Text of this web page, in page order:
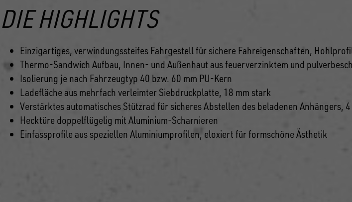
DIE HIGHLIGHTS
Einzigartiges, verwindungssteifes Fahrgestell für sichere Fahreigenschaften,
Thermo-Sandwich Aufbau, Innen- und Außenhaut aus feuerverzinktem und
Isolierung je nach Fahrzeugtyp 40 bzw. 60 mm PU-Kern
Ladefläche aus mehrfach verleimter Siebdruckplatte, 18 mm stark
Verstärktes automatisches Stützrad für sicheres Abstellen des beladenen Anhängers,
Hecktüre doppelflügelig mit Aluminium-Scharnieren
Einfassprofile aus speziellen Aluminiumprofilen, eloxiert für formschöne Ästhetik